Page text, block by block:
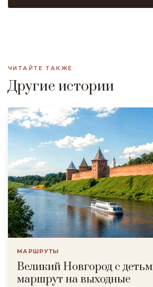
ЧИТАЙТЕ ТАКЖЕ
Другие истории
МАРШРУТЫ
Великий Новгород с
маршрут на выходные